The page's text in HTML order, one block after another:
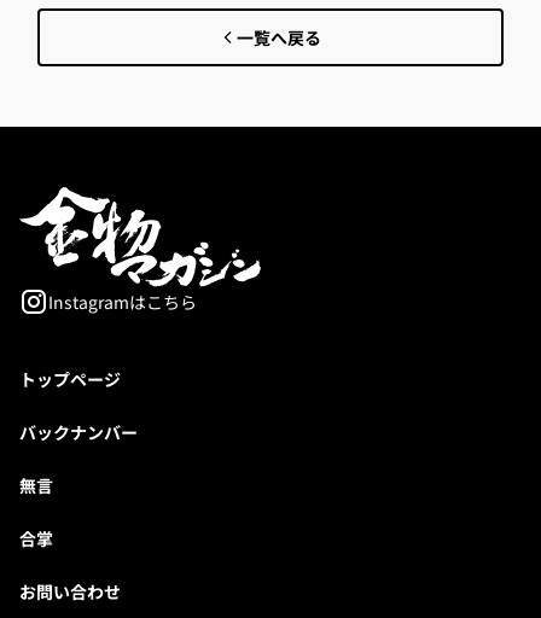
一覧へ戻る
Instagramはこちら
トップページ
バックナンバー
無言
合掌
お問い合わせ